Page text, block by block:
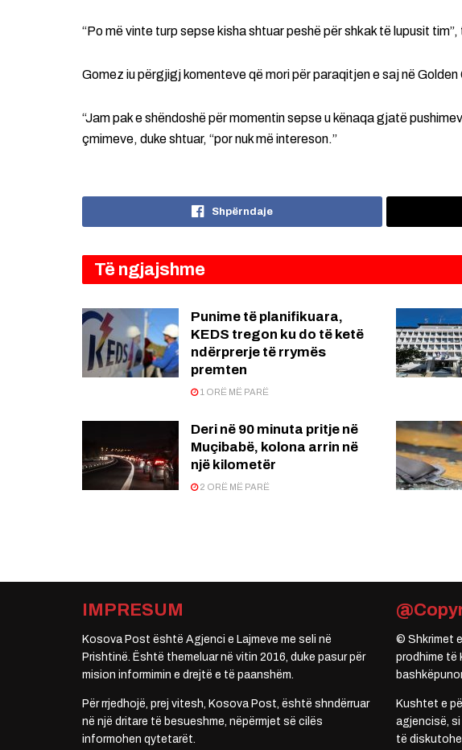
“Po më vinte turp sepse kisha shtuar peshë për shkak të lupusit tim”,
Gomez iu përgjigj komenteve që mori për paraqitjen e saj në Golden
“Jam pak e shëndoshë për momentin sepse u kënaqa gjatë
çmimeve, duke shtuar, “por nuk më intereson.”
Shpërndaje
Të ngjajshme
Punime të planifikuara,
KEDS tregon ku do të ketë
ndërprerje të rrymës
premten
1 ORË MË PARË
Deri në 90 minuta pritje në
Muçibabë, kolona arrin në
një kilometër
2 ORË MË PARË
IMPRESUM
Kosova Post është Agjenci e Lajmeve me seli në
Prishtinë. Është themeluar në vitin 2016, duke pasur për
mision informimin e drejtë e të paanshëm.
Për rrjedhojë, prej vitesh, Kosova Post, është shndërruar
në një dritare të besueshme, nëpërmjet së cilës
informohen qytetarët.
© Shkrimet
prodhime të
Kushtet e
agjencisë,
të